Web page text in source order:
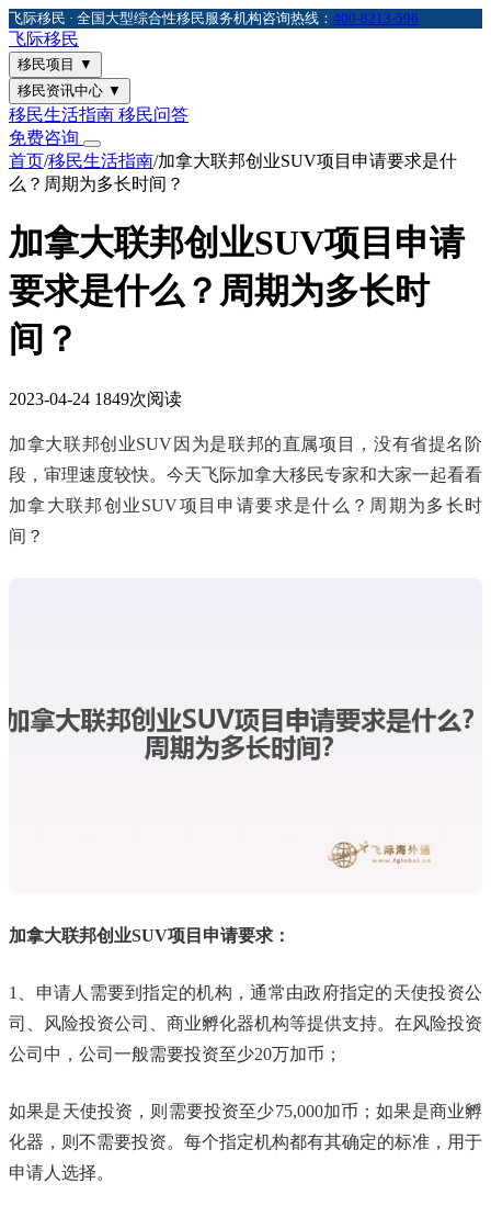
飞际移民 · 全国大型综合性移民服务机构咨询热线： 400-8213-596
飞际移民
移民项目 ▼
移民资讯中心 ▼
移民生活指南 移民问答
免费咨询
首页/移民生活指南/加拿大联邦创业SUV项目申请要求是什
么？周期为多长时间？
加拿大联邦创业SUV项目申请
要求是什么？周期为多长时
间？
2023-04-24 1849次阅读
加拿大联邦创业SUV因为是联邦的直属项目，没有省提名阶
段，审理速度较快。今天飞际加拿大移民专家和大家一起看看
加拿大联邦创业SUV项目申请要求是什么？周期为多长时
间？
加拿大联邦创业SUV项目申请要求：
1、申请人需要到指定的机构，通常由政府指定的天使投资公
司、风险投资公司、商业孵化器机构等提供支持。在风险投资
公司中，公司一般需要投资至少20万加币；
如果是天使投资，则需要投资至少75,000加币；如果是商业孵
化器，则不需要投资。每个指定机构都有其确定的标准，用于
申请人选择。